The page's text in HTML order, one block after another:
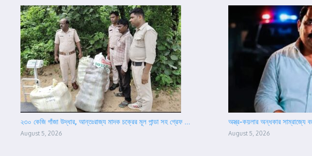
২৩০ কেজি গাঁজা উদ্ধার, আন্তঃরাজ্য মাদক চক্রের মূল পান্ডা সহ গ্রেফ ...
August 5, 2026
অস্ত্র-কয়লার অন্ধকার সাম্রাজ্যে
August 5, 2026